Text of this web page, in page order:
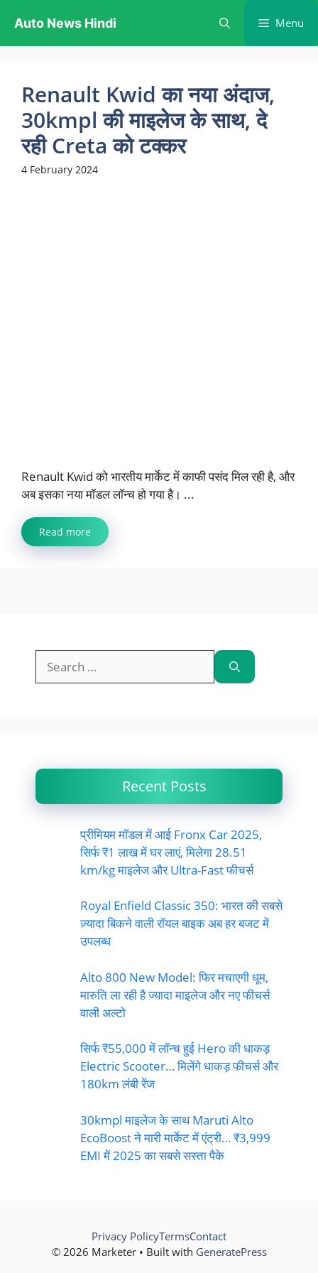
content
Auto News Hindi Menu
Renault Kwid का नया अंदाज,
30kmpl की माइलेज के साथ, दे
रही Creta को टक्कर
4 February 2024
Renault Kwid को भारतीय मार्केट में काफी पसंद मिल रही है, और
अब इसका नया मॉडल लॉन्च हो गया है। ...
Read more
Search
for:
Recent Posts
प्रीमियम मॉडल में आई Fronx Car 2025,
सिर्फ ₹1 लाख में घर लाएं, मिलेगा 28.51
km/kg माइलेज और Ultra-Fast फीचर्स
Royal Enfield Classic 350: भारत की सबसे
ज़्यादा बिकने वाली रॉयल बाइक अब हर बजट में
उपलब्ध
Alto 800 New Model: फिर मचाएगी धूम,
मारुति ला रही है ज्यादा माइलेज और नए फीचर्स
वाली अल्टो
सिर्फ ₹55,000 में लॉन्च हुई Hero की धाकड़
Electric Scooter… मिलेंगे धाकड़ फीचर्स और
180km लंबी रेंज
30kmpl माइलेज के साथ Maruti Alto
EcoBoost ने मारी मार्केट में एंट्री… ₹3,999
EMI में 2025 का सबसे सस्ता पैके
© 2026 Marketer • Built with GeneratePress
Privacy PolicyTermsContact